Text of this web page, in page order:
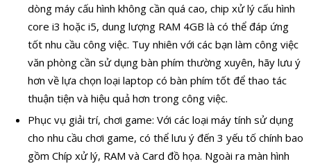
dòng máy cấu hình không cần quá cao, chip xử lý cấu hình
core i3 hoặc i5, dung lượng RAM 4GB là có thể đáp ứng
tốt nhu cầu công việc. Tuy nhiên với các bạn làm công việc
văn phòng cần sử dụng bàn phím thường xuyên, hãy lưu ý
hơn về lựa chọn loại laptop có bàn phím tốt để thao tác
thuận tiện và hiệu quả hơn trong công việc.
Phục vụ giải trí, chơi game: Với các loại máy tính sử dụng
cho nhu cầu chơi game, có thể lưu ý đến 3 yếu tố chính bao
gồm Chíp xử lý, RAM và Card đồ họa. Ngoài ra màn hình